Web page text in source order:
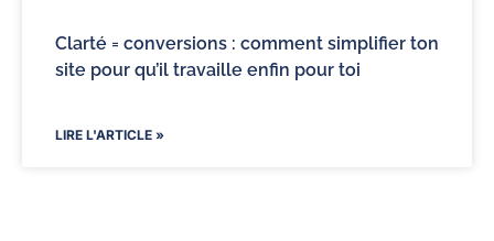
Clarté = conversions : comment simplifier ton
site pour qu’il travaille enfin pour toi
LIRE L'ARTICLE »